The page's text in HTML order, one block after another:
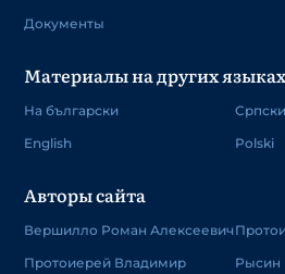
Документы
Материалы на других языках
На български
English
Српски
Polski
Авторы сайта
Вершилло Роман Алексеевич
Протоиерей Владимир
Рысин